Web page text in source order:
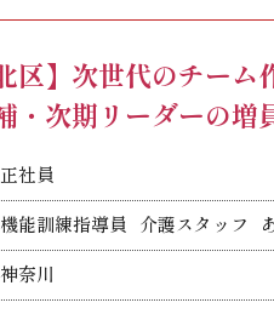
区】次世代のチー
・次期リーダーの増
正社員
機能訓練指導員 介護スタッフ
理学療法士
鍼灸師
神奈川